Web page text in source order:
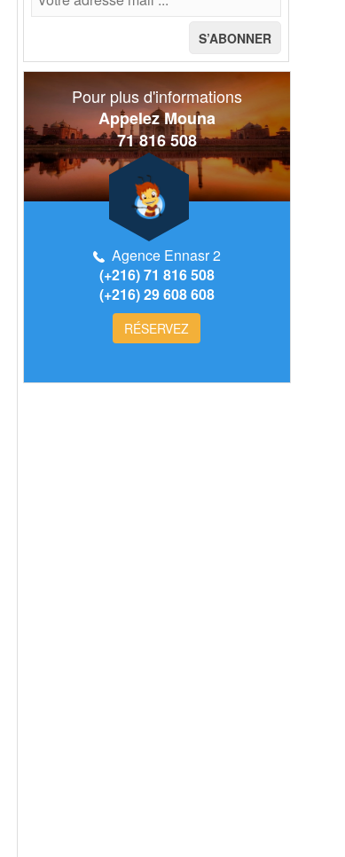
Pour plus d'informations
Appelez Mouna
71 816 508
Agence Ennasr 2
(+216) 71 816 508
(+216) 29 608 608
RÉSERVEZ